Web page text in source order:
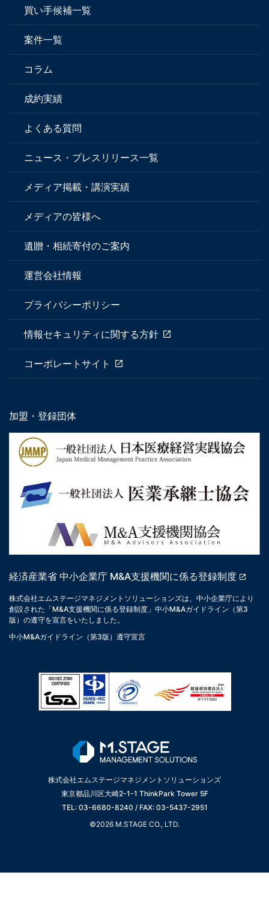
買い手候補一覧
案件一覧
コラム
成約実績
よくある質問
ニュース・プレスリリース一覧
メディア掲載・講演実績
メディアの皆様へ
遺贈・相続寄付のご案内
運営会社情報
プライバシーポリシー
情報セキュリティに関する方針
コーポレートサイト
加盟・登録団体
経済産業省 中小企業庁 M&A支援機関に係る登録制度
株式会社エムステージマネジメントソリューションズは、中小企業庁により
創設された「M&A支援機関に係る登録制度」中小M&Aガイドライン（第3
版）の遵守を宣言をいたしました。
中小M&Aガイドライン（第3版）遵守宣言
株式会社エムステージマネジメントソリューションズ
東京都品川区大崎2-1-1 ThinkPark Tower 5F
TEL: 03-6680-8240 / FAX: 03-5437-2951
©2026 M.STAGE CO., LTD.